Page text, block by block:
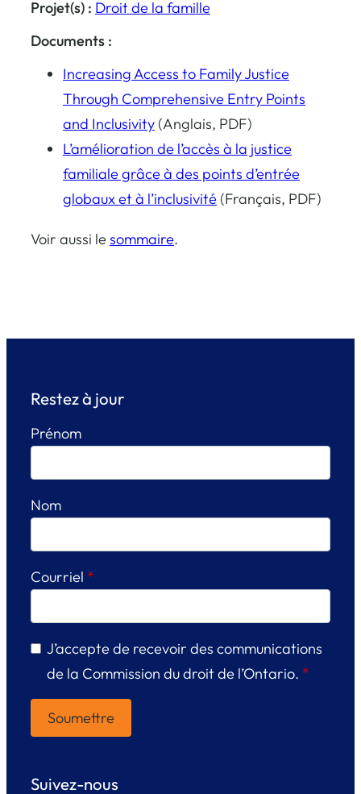
Projet(s) : Droit de la famille
Documents :
Increasing Access to Family Justice
Through Comprehensive Entry Points
and Inclusivity (Anglais, PDF)
L’amélioration de l’accès à la justice
familiale grâce à des points d’entrée
globaux et à l’inclusivité (Français, PDF)
Voir aussi lesommaire.
Restez à jour
Prénom
Nom
Courriel *
J’accepte de recevoir des communications
de la Commission du droit de l’Ontario. *
Suivez-nous